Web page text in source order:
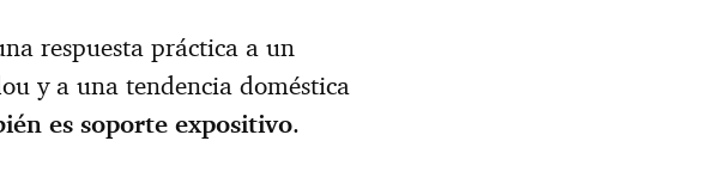
respuesta práctica a un
y a una tendencia doméstica
es soporte expositivo.